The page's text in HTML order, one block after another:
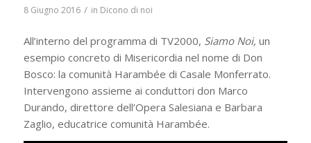
8 Giugno 2016 / in Dicono di noi
All’interno del programma di TV2000, Siamo Noi, un
esempio concreto di Misericordia nel nome di Don
Bosco: la comunità Harambée di Casale Monferrato.
Intervengono assieme ai conduttori don Marco
Durando, direttore dell’Opera Salesiana e Barbara
Zaglio, educatrice comunità Harambée.